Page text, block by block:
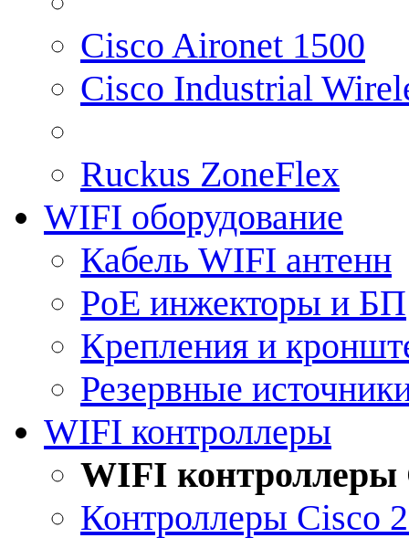
Cisco Aironet 1500
Cisco Industrial
Ruckus ZoneFlex
WIFI оборудование
Кабель WIFI антенн
PoE инжекторы и БП
Крепления и
Резервные
WIFI контроллеры
WIFI контроллеры
Контроллеры Cisco